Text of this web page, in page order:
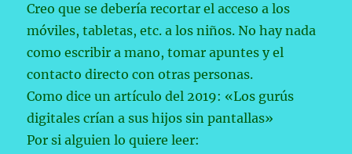
Creo que se debería recortar el acceso a los
móviles, tabletas, etc. a los niños. No hay nada
como escribir a mano, tomar apuntes y el
contacto directo con otras personas.
Como dice un artículo del 2019: «Los gurús
digitales crían a sus hijos sin pantallas»
Por si alguien lo quiere leer: